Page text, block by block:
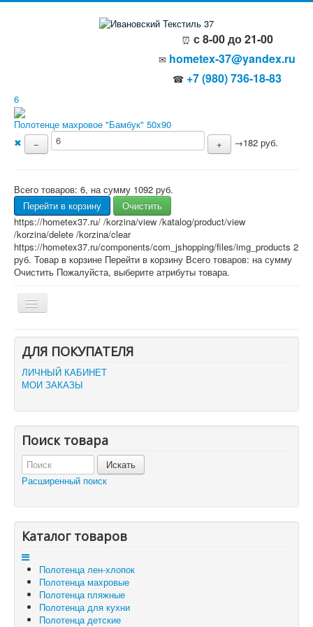
⏰ с 8-00 до 21-00
✉ hometex-37@yandex.ru
☎ +7 (980) 736-18-83
6
Полотенце махровое "Бамбук" 50x90
✖
− + →182 руб.
Всего товаров: 6, на сумму 1092 руб.
Перейти в корзину
Очистить
https://hometex37.ru/ /korzina/view /katalog/product/view
/korzina/delete /korzina/clear
https://hometex37.ru/components/com_jshopping/files/img_products 2
руб. Товар в корзине Перейти в корзину Всего товаров: на сумму
Очистить Пожалуйста, выберите атрибуты товара.
Главная
О компании
Политика безопасности
Пользовательское соглашение
Корзина
Отложенные товары
Вы здесь: Главная
ДЛЯ ПОКУПАТЕЛЯ
ЛИЧНЫЙ КАБИНЕТ
МОИ ЗАКАЗЫ
Поиск товара
Расширенный поиск
Каталог товаров
Полотенца лен-хлопок
Полотенца махровые
Полотенца пляжные
Полотенца для кухни
Полотенца детские